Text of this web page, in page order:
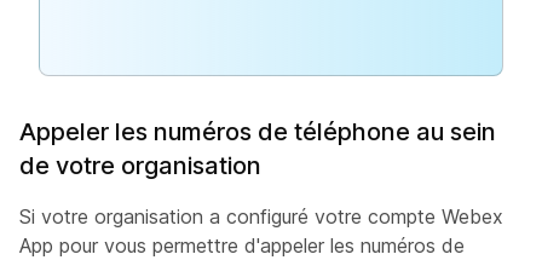
Appeler les numéros de téléphone au sein
de votre organisation
Si votre organisation a configuré votre compte Webex
App pour vous permettre d'appeler les numéros de